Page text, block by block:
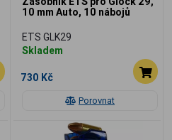
Porovnat
10 mm Auto, 10 nábojů
ETS GLK29
Skladem
730 Kč